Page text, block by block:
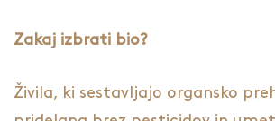
Zakaj izbrati bio?
Živila, ki sestavljajo organsko